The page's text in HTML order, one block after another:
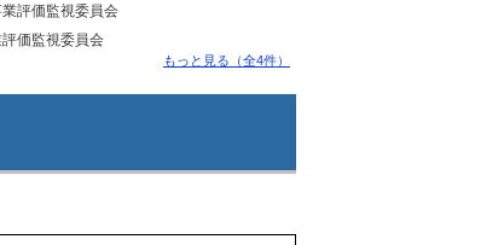
評価監視委員会
価監視委員会
もっと見る（全4件）